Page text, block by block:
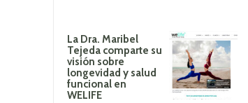
La Dra. Maribel
Tejeda comparte su
visión sobre
longevidad y salud
funcional en
WELIFE